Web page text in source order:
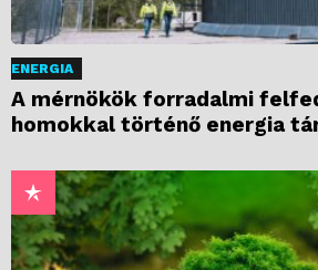
ENERGIA
A mérnökök forradalmi
homokkal történő energia